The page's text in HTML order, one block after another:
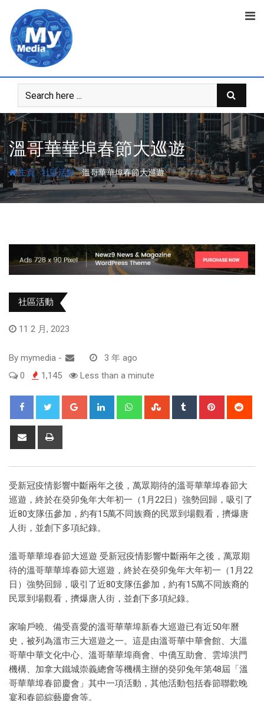
溫哥華華埠春節大巡遊
主頁-社區活動-溫哥華華埠春節大巡遊
社區活動
11 2 月, 2023
By mymedia -
3 年 ago
0
1,145 Less than a minute
受新冠疫情影響中斷兩年之後，萬眾期待的溫哥華華埠春節大
巡遊，終於在癸卯兔年大年初一（1月22日）強勢回歸，吸引了
近80支隊伍參加，約有15萬不同族裔的民眾到場觀看，擠爆唐
人街，並創下多項紀錄。
溫哥華華埠春節大巡遊 受新冠疫情影響中斷兩年之後，萬眾期
待的溫哥華華埠春節大巡遊，終於在癸卯兔年大年初一（1月22
日）強勢回歸，吸引了近80支隊伍參加，約有15萬不同族裔的
民眾到場觀看，擠爆唐人街，並創下多項紀錄。
家喻戶曉、備受喜愛的溫哥華華埠新春大巡遊已有近50年曆
史，被列為溫市三大巡遊之一。這是由溫哥華中華會館、大溫
哥華中華文化中心、溫哥華華埠商會、中僑互助會、雲埠洪門
機構、加拿大鐵城崇義總會等機構主辦的癸卯兔年第48屆「溫
哥華華埠春節慶會」其中一項活動，其他活動包括春節聯歡晚
宴和春節綜藝慶會等。